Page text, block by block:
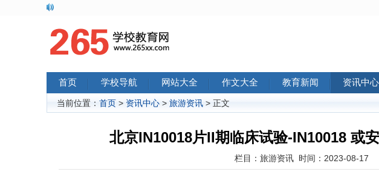
首页 学校导航 网站大全 作文大全 教育新闻 资讯中心
当前位置： 首页 > 资讯中心 > 旅游资讯 > 正文
北京IN10018片II期临床试验-IN10018 或
栏目： 旅游资讯 时间：2023-08-17